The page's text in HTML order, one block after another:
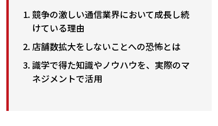
競争の激しい通信業界において成長し続
けている理由
店舗数拡大をしないことへの恐怖とは
識学で得た知識やノウハウを、実際のマ
ネジメントで活用